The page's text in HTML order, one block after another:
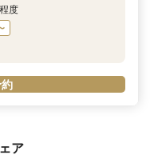
度
ア